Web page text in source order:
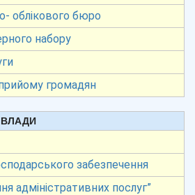
облікового бюро
набору
громадян
ВЛАДИ
забезпечення
адміністративних послуг”